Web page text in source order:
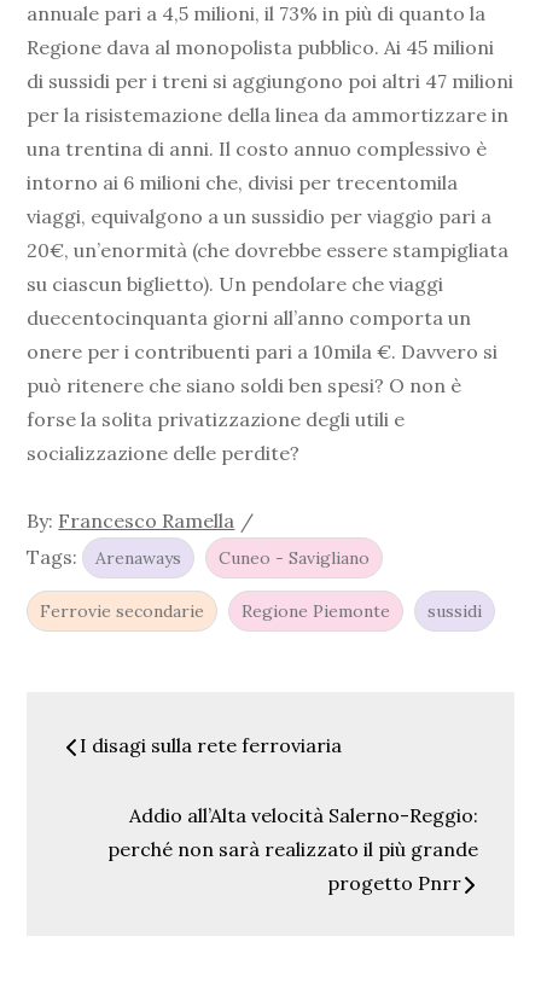
annuale pari a 4,5 milioni, il 73% in più di quanto la
Regione dava al monopolista pubblico. Ai 45 milioni
di sussidi per i treni si aggiungono poi altri 47 milioni
per la risistemazione della linea da ammortizzare in
una trentina di anni. Il costo annuo complessivo è
intorno ai 6 milioni che, divisi per trecentomila
viaggi, equivalgono a un sussidio per viaggio pari a
20€, un’enormità (che dovrebbe essere stampigliata
su ciascun biglietto). Un pendolare che viaggi
duecentocinquanta giorni all’anno comporta un
onere per i contribuenti pari a 10mila €. Davvero si
può ritenere che siano soldi ben spesi? O non è
forse la solita privatizzazione degli utili e
socializzazione delle perdite?
By: Francesco Ramella
Tags:
Arenaways Cuneo - Savigliano
Ferrovie secondarie Regione Piemonte sussidi
Navigazione
articoli
I disagi sulla rete ferroviaria
Addio all’Alta velocità Salerno-Reggio:
perché non sarà realizzato il più grande
progetto Pnrr